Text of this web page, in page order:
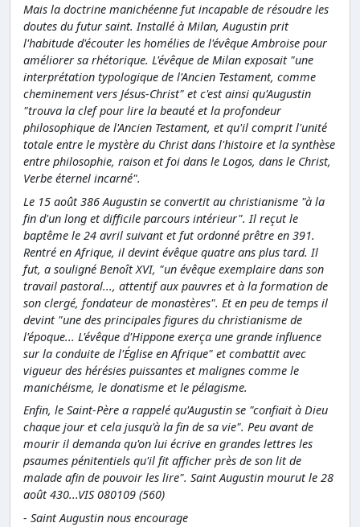
Mais la doctrine manichéenne fut incapable de résoudre les
doutes du futur saint. Installé à Milan, Augustin prit
l'habitude d'écouter les homélies de l'évêque Ambroise pour
améliorer sa rhétorique. L'évêque de Milan exposait "une
interprétation typologique de l'Ancien Testament, comme
cheminement vers Jésus-Christ" et c'est ainsi qu'Augustin
"trouva la clef pour lire la beauté et la profondeur
philosophique de l'Ancien Testament, et qu'il comprit l'unité
totale entre le mystère du Christ dans l'histoire et la synthèse
entre philosophie, raison et foi dans le Logos, dans le Christ,
Verbe éternel incarné".
Le 15 août 386 Augustin se convertit au christianisme "à la
fin d'un long et difficile parcours intérieur". Il reçut le
baptême le 24 avril suivant et fut ordonné prêtre en 391.
Rentré en Afrique, il devint évêque quatre ans plus tard. Il
fut, a souligné Benoît XVI, "un évêque exemplaire dans son
travail pastoral..., attentif aux pauvres et à la formation de
son clergé, fondateur de monastères". Et en peu de temps il
devint "une des principales figures du christianisme de
l'époque... L'évêque d'Hippone exerça une grande influence
sur la conduite de l'Église en Afrique" et combattit avec
vigueur des hérésies puissantes et malignes comme le
manichéisme, le donatisme et le pélagisme.
Enfin, le Saint-Père a rappelé qu'Augustin se "confiait à Dieu
chaque jour et cela jusqu'à la fin de sa vie". Peu avant de
mourir il demanda qu'on lui écrive en grandes lettres les
psaumes pénitentiels qu'il fit afficher près de son lit de
malade afin de pouvoir les lire". Saint Augustin mourut le 28
août 430...VIS 080109 (560)
- Saint Augustin nous encourage